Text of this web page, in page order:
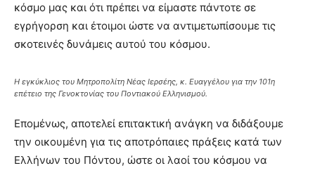
κόσµο µας και ότι πρέπει να είµαστε πάντοτε σε
εγρήγορση και έτοιµοι ώστε να αντιµετωπίσουµε τις
σκοτεινές δυνάµεις αυτού του κόσµου.
Η εγκύκλιος του Μητροπολίτη Νέας Ιερσέης, κ. Ευαγγέλου για την 101η
επέτειο της Γενοκτονίας του Ποντιακού Ελληνισμού.
Εποµένως, αποτελεί επιτακτική ανάγκη να διδάξουµε
την οικουµένη για τις αποτρόπαιες πράξεις κατά των
Ελλήνων του Πόντου, ώστε οι λαοί του κόσµου να